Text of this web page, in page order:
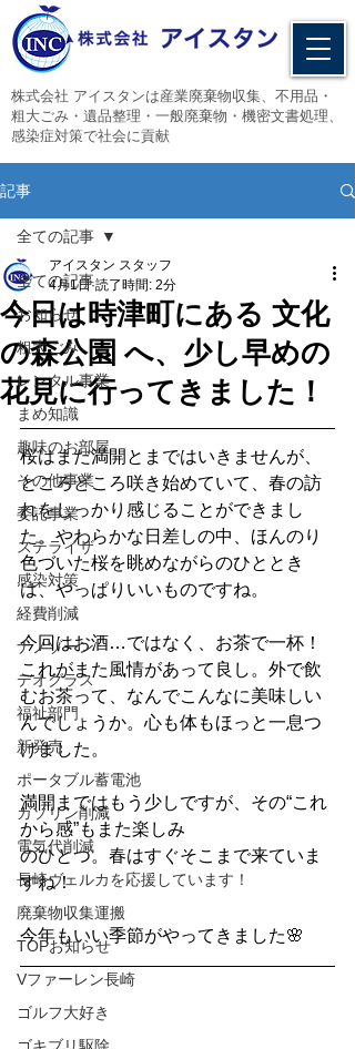
​株式会社 アイスタンは産業廃棄物収集、不用品・
粗大ごみ・遺品整理・一般廃棄物・機密文書処理、
感染症対策で社会に貢献
記事
全ての記事
お知らせ
粗大ごみ
レンタル事業
まめ知識
趣味のお部屋
その他事業
委託事業
ステライザ
感染対策
経費削減
ナノゾーン
デオグラス
福祉部門
新発売
ポータブル蓄電池
ガソリン削減
電気代削減
長崎ヴェルカを応援しています！
廃棄物収集運搬
TOPお知らせ
Vファーレン長崎
ゴルフ大好き
全ての記事
今日は時津町にある 文化
の森公園 へ、少し早めの
花見に行ってきました！
アイスタン スタッフ
4月1日 読了時間: 2分
桜はまだ満開とまではいきませんが、
ところどころ咲き始めていて、春の訪
れをしっかり感じることができまし
た。やわらかな日差しの中、ほんのり
色づいた桜を眺めながらのひととき
は、やっぱりいいものですね。
今回はお酒…ではなく、お茶で一杯！
これがまた風情があって良し。外で飲
むお茶って、なんでこんなに美味しい
んでしょうか。心も体もほっと一息つ
けました。
満開まではもう少しですが、その“これ
から感”もまた楽しみ
のひとつ。春はすぐそこまで来ていま
すね！
今年もいい季節がやってきました🌸